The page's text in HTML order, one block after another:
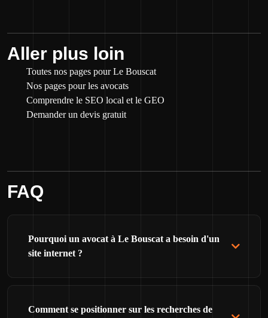
Aller plus loin
Toutes nos pages pour Le Bouscat
Nos pages pour les avocats
Comprendre le SEO local et le GEO
Demander un devis gratuit
FAQ
Pourquoi un avocat à Le Bouscat a besoin d'un
site internet ?
Comment se positionner sur les recherches de